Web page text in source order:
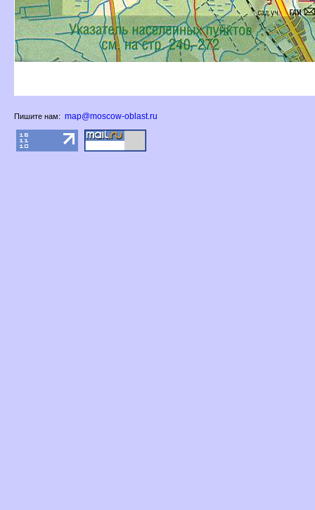
Пишите нам: map@moscow-oblast.ru